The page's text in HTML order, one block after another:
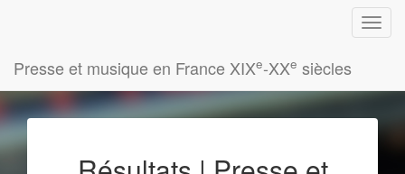
Presse et musique en France XIXe-XXe siècles